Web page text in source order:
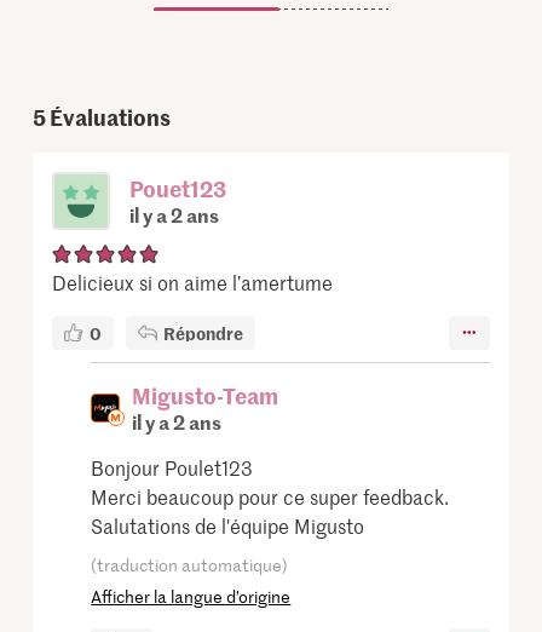
5Évaluations
Pouet123
il y a 2 ans
Delicieux si on aime l’amertume
0 Répondre
Migusto-Team
il y a 2 ans
Bonjour Poulet123
Merci beaucoup pour ce super feedback.
Salutations de l'équipe Migusto
(traduction automatique)
Afficher la langue d’origine